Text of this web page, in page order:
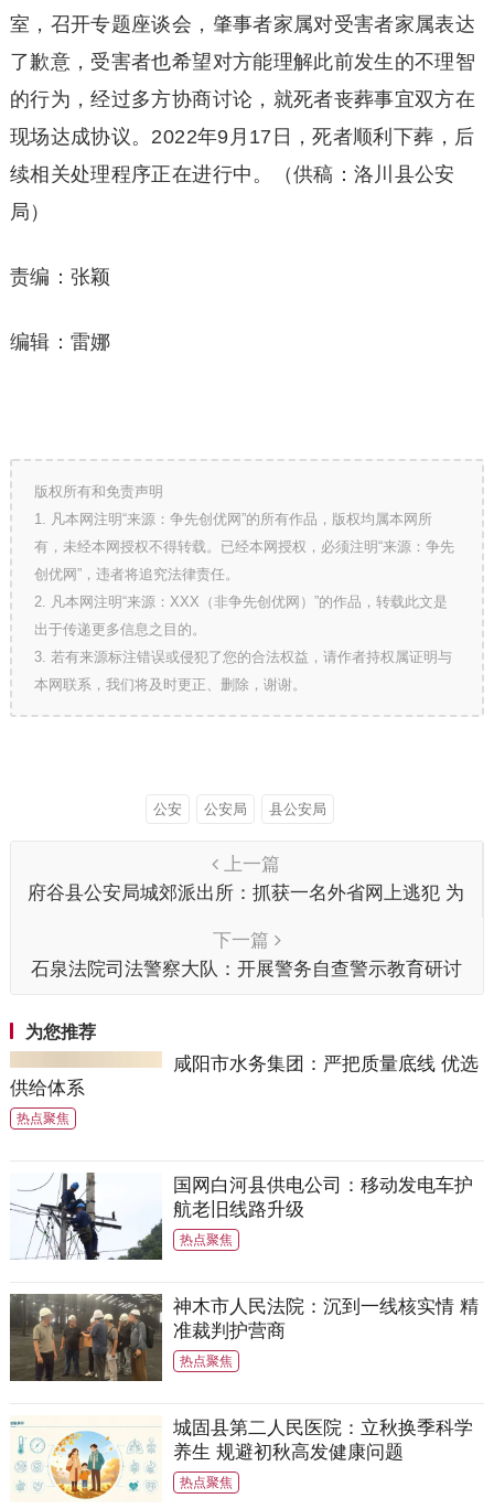
室，召开专题座谈会，肇事者家属对受害者家属表达
了歉意，受害者也希望对方能理解此前发生的不理智
的行为，经过多方协商讨论，就死者丧葬事宜双方在
现场达成协议。2022年9月17日，死者顺利下葬，后
续相关处理程序正在进行中。（供稿：洛川县公安
局）
责编：张颖
编辑：雷娜
版权所有和免责声明
1. 凡本网注明“来源：争先创优网”的所有作品，版权均属本网所
有，未经本网授权不得转载。已经本网授权，必须注明“来源：争先
创优网”，违者将追究法律责任。
2. 凡本网注明“来源：XXX（非争先创优网）”的作品，转载此文是
出于传递更多信息之目的。
3. 若有来源标注错误或侵犯了您的合法权益，请作者持权属证明与
本网联系，我们将及时更正、删除，谢谢。
公安 公安局 县公安局
上一篇
府谷县公安局城郊派出所：抓获一名外省网上逃犯 为
下一篇
石泉法院司法警察大队：开展警务自查警示教育研讨
为您推荐
咸阳市水务集团：严把质量底线 优选
供给体系
热点聚焦
国网白河县供电公司：移动发电车护
航老旧线路升级
热点聚焦
神木市人民法院：沉到一线核实情 精
准裁判护营商
热点聚焦
城固县第二人民医院：立秋换季科学
养生 规避初秋高发健康问题
热点聚焦